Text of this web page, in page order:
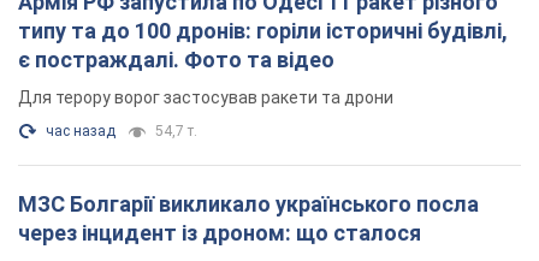
типу та до 100 дронів: горіли історичні будівлі,
є постраждалі. Фото та відео
Для терору ворог застосував ракети та дрони
час назад 54,7 т.
МЗС Болгарії викликало українського посла
через інцидент із дроном: що сталося